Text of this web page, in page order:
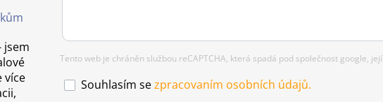
jsem
více
Tento web je chráněn službou reCAPTCHA, která spadá pod společnost google, její
Souhlasím sezpracovaním osobních údajů.